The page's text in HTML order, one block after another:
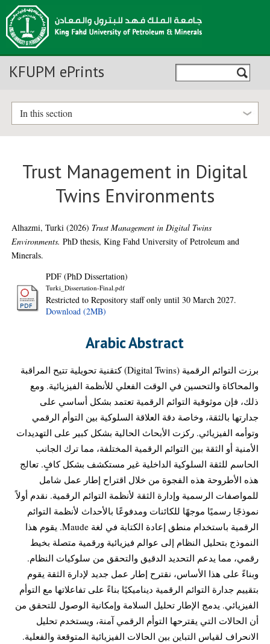
KFUPM ePrints
In this section
Trust Management in Digital
Twins Environments
Alhazmi, Turki (2026) Trust Management in Digital Twins
Environments. PhD thesis, King Fahd University of Petroleum and
Minerals.
PDF (PhD Dissertation)
Turki_Dissertation-Final.pdf
Restricted to Repository staff only until 30 March 2027.
Download (2MB)
Arabic Abstract
برزت التوائم الرقمية (Digital Twins) كتقنية تحويلية تتيح المراقبة
والمحاكاة والتحسين في الوقت الفعلي للأنظمة الفيزيائية. ومع
ذلك، فإن موثوقية التوائم الرقمية تعتمد بشكل أساسي على
جدارتها بالثقة، وخاصة دقة العلاقة السلوكية بين التوأم الرقمي
وتوأمه الفيزيائي. ركزت الأبحاث الحالية بشكل كبير على التهديدات
الأمنية أو الثقة بين التوائم الرقمية المختلفة، مما ترك الجانب
الحاسم للثقة السلوكية الداخلية غير مستكشف بشكل كافٍ. تعالج
هذه الأطروحة هذه الفجوة من خلال اقتراح إطار عمل شامل
للمواصفات الرسمية وإدارة الثقة لأنظمة التوائم الرقمية. نقدم أولاً
نموذجًا رسميًا موجهًا للكائنات ومدفوعًا بالأحداث لأنظمة التوائم
الرقمية باستخدام منطق إعادة الكتابة في لغة Maude. يقوم هذا
النموذج بتحليل النظام إلى عوالم فيزيائية ورقمية متصلة بخيط
رقمي، مما يدعم التحديد الدقيق والتحقق من سلوكيات النظام.
وبناءً على هذا الأساس، نقترح إطار عمل جديد لإدارة الثقة يقوم
بتقييم جدارة التوائم الرقمية ديناميكيًا بناءً على تفاعلاتها مع التوأم
الفيزيائي. يدمج الإطار تحليل السلامة وإمكانية الوصول للتحقق من
أن الحالات التي يقترحها التوأم الرقمي آمنة، ويستخدم تحليل
الانحراف لقياس التباين بين الحالات الفيزيائية المتوقعة والفعلية.